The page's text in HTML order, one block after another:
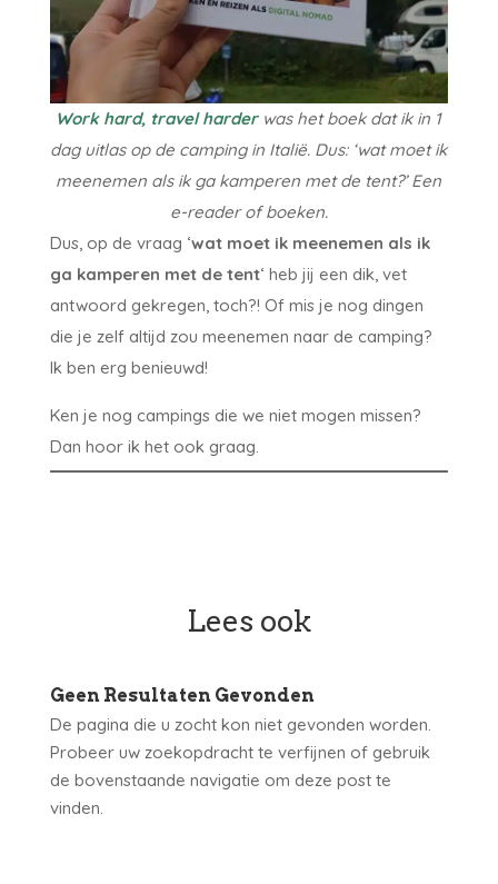
Work hard, travel harderwas het boek dat ik in 1
dag uitlas op de camping in Italië. Dus: ‘wat moet ik
meenemen als ik ga kamperen met de tent?’ Een
e-reader of boeken.
Dus, op de vraag ‘wat moet ik meenemen als ik
ga kamperen met de tent‘ heb jij een dik, vet
antwoord gekregen, toch?! Of mis je nog dingen
die je zelf altijd zou meenemen naar de camping?
Ik ben erg benieuwd!
Ken je nog campings die we niet mogen missen?
Dan hoor ik het ook graag.
Lees ook
Geen Resultaten Gevonden
De pagina die u zocht kon niet gevonden worden.
Probeer uw zoekopdracht te verfijnen of gebruik
de bovenstaande navigatie om deze post te
vinden.